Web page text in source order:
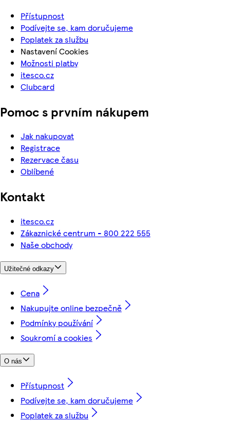
Přístupnost
Podívejte se, kam doručujeme
Poplatek za službu
Nastavení Cookies
Možnosti platby
itesco.cz
Clubcard
Pomoc s prvním nákupem
Jak nakupovat
Registrace
Rezervace času
Oblíbené
Kontakt
itesco.cz
Zákaznické centrum - 800 222 555
Naše obchody
Užitečné odkazy
Cena
Nakupujte online bezpečně
Podmínky používání
Soukromí a cookies
O nás
Přístupnost
Podívejte se, kam doručujeme
Poplatek za službu